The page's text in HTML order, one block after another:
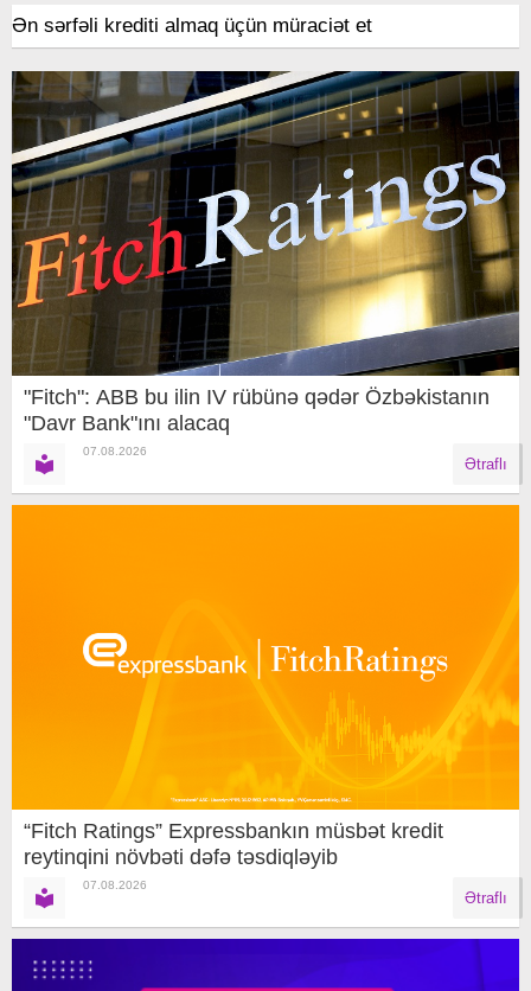
Ən sərfəli krediti almaq üçün müraciət et
"Fitch": ABB bu ilin IV rübünə qədər Özbəkistanın
"Davr Bank"ını alacaq
07.08.2026
Ətraflı
“Fitch Ratings” Expressbankın müsbət kredit
reytinqini növbəti dəfə təsdiqləyib
07.08.2026
Ətraflı